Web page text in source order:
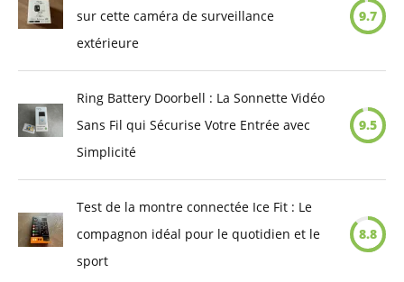
sur cette caméra de surveillance
extérieure
9.7
Ring Battery Doorbell : La Sonnette Vidéo
Sans Fil qui Sécurise Votre Entrée avec
Simplicité
9.5
Test de la montre connectée Ice Fit : Le
compagnon idéal pour le quotidien et le
sport
8.8